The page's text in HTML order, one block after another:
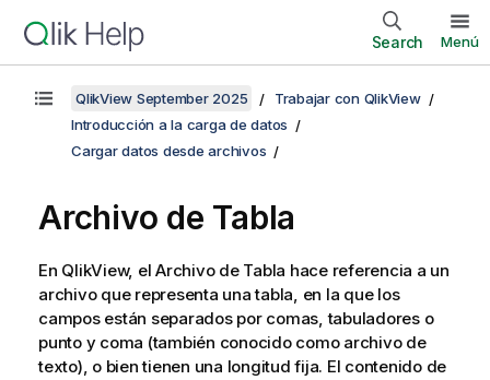
Search Menú
QlikView September 2025
Trabajar con QlikView
Introducción a la carga de datos
Cargar datos desde archivos
Archivo de Tabla
En QlikView, el Archivo de Tabla hace referencia a un
archivo que representa una tabla, en la que los
campos están separados por comas, tabuladores o
punto y coma (también conocido como archivo de
texto), o bien tienen una longitud fija. El contenido de